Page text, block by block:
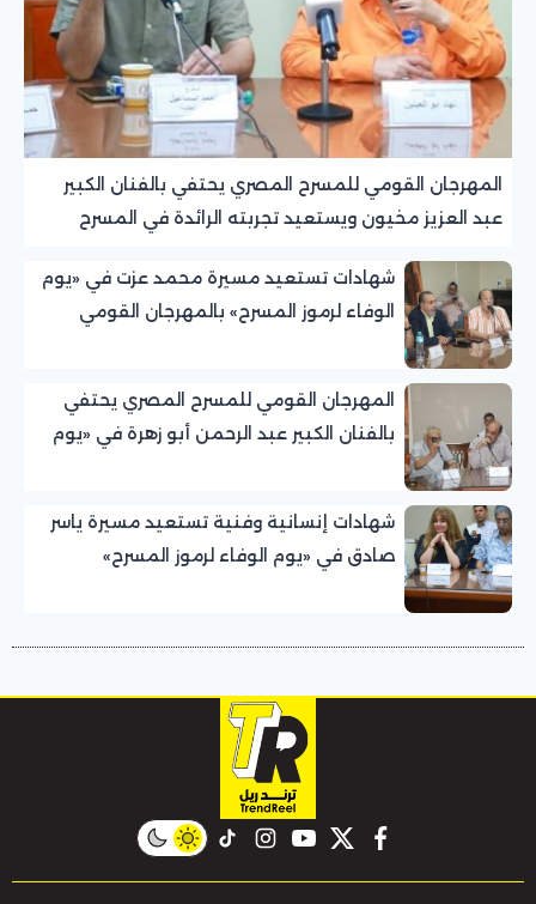
المهرجان القومي للمسرح المصري يحتفي بالفنان الكبير
عبد العزيز مخيون ويستعيد تجربته الرائدة في المسرح
شهادات تستعيد مسيرة محمد عزت في «يوم
الوفاء لرموز المسرح» بالمهرجان القومي
المهرجان القومي للمسرح المصري يحتفي
بالفنان الكبير عبد الرحمن أبو زهرة في «يوم
شهادات إنسانية وفنية تستعيد مسيرة ياسر
صادق في «يوم الوفاء لرموز المسرح»
facebook
twitter
youtube
instagram
tiktok